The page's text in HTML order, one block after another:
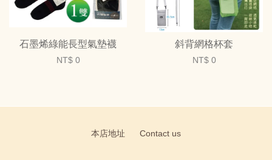
石墨烯綠能長型氣墊襪
NT$ 0
斜背網格杯套
NT$ 0
本店地址 Contact us